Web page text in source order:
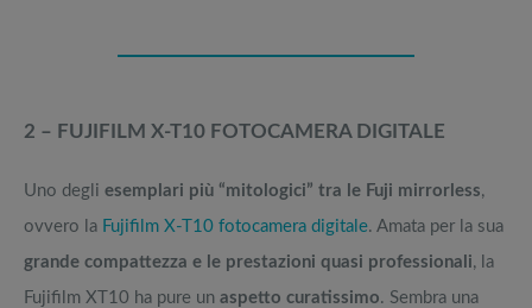
2 – FUJIFILM X-T10 FOTOCAMERA DIGITALE
Uno degli esemplari più “mitologici” tra le Fuji mirrorless,
ovvero la Fujifilm X-T10 fotocamera digitale. Amata per la sua
grande compattezza e le prestazioni quasi professionali, la
Fujifilm XT10 ha pure un aspetto curatissimo. Sembra una